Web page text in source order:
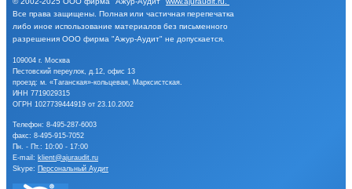
Все права защищены. Полная или частичная перепечатка
либо иное использование материалов без письменного
разрешения ООО фирма "Ажур-Аудит" не допускается.
109004 г. Москва
Пестовский переулок, д.12, офис 13
проезд: м. «Таганская»-кольцевая, Марксистская.
ИНН 7719029315
ОГРН 1027739444919 от 23.10.2002
Телефон: 8-495-287-6003
факс: 8-495-915-7052
Пн. - Пт.: 10:00 - 17:00
E-mail: klient@ajuraudit.ru
Skype: Персональный Аудит